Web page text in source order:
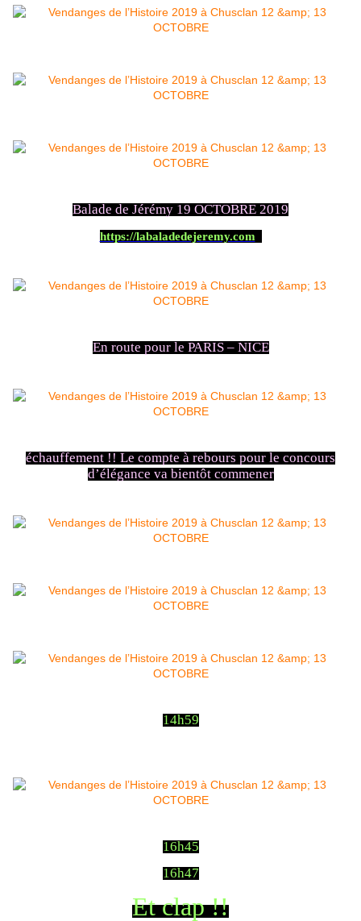
Balade de Jérémy 19 OCTOBRE 2019
https://labaladedejeremy.com
En route pour le PARIS – NICE
échauffement !! Le compte à rebours pour le concours
d’élégance va bientôt commener
14h59
16h45
16h47
Et clap !!